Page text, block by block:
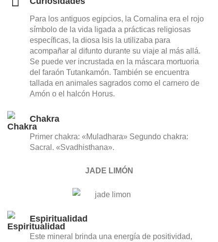
Para los antiguos egipcios, la Cornalina era el rojo
símbolo de la vida ligada a prácticas religiosas
específicas, la diosa Isis la utilizaba para
acompañar al difunto durante su viaje al más allá.
Se puede ver incrustada en la máscara mortuoria
del faraón Tutankamón. También se encuentra
tallada en animales sagrados como el carnero de
Amón o el halcón Horus.
Chakra
Primer chakra: «Muladhara» Segundo chakra:
Sacral. «Svadhisthana».
JADE LIMÓN
Espiritualidad
Este mineral brinda una energía de positividad,